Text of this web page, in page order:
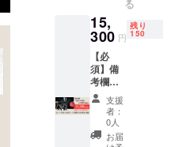
願い致しま
ネーム
でも
可。 ※
旧字体
が含ま
れる場
合に
は、ど
の文字
が旧字
る
15,
300 円
残り
150
【必
須】備
考欄
に、筆
文字で
書いて
ほしい
支援
者：
0人
お届